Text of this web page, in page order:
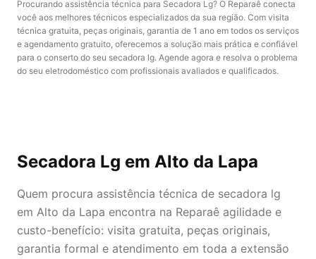
Procurando assistência técnica para Secadora Lg? O Reparaê conecta
você aos melhores técnicos especializados da sua região. Com visita
técnica gratuita, peças originais, garantia de 1 ano em todos os serviços
e agendamento gratuito, oferecemos a solução mais prática e confiável
para o conserto do seu secadora lg. Agende agora e resolva o problema
do seu eletrodoméstico com profissionais avaliados e qualificados.
Secadora Lg em Alto da Lapa
Quem procura assistência técnica de secadora lg
em Alto da Lapa encontra na Reparaê agilidade e
custo-benefício: visita gratuita, peças originais,
garantia formal e atendimento em toda a extensão